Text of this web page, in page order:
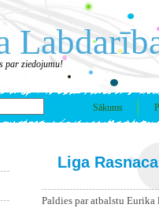
par ziedojumu!
Sākums
Liga
Paldies par atbalstu